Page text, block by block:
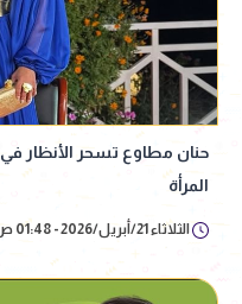
حنان مطاوع تسحر الأنظار
المرأة
الثلاثاء 21/أبريل/2026 - 01:48 ص